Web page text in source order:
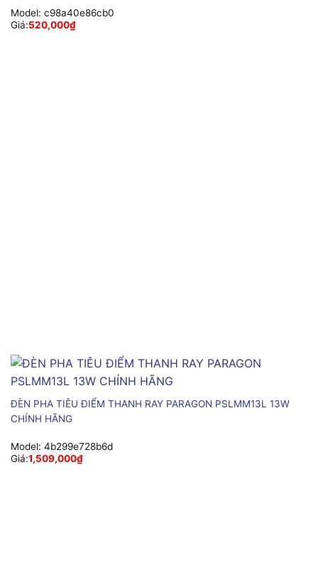
Model: c98a40e86cb0
Giá:520,000₫
ĐÈN PHA TIÊU ĐIỂM THANH RAY PARAGON PSLMM13L 13W
CHÍNH HÃNG
Model: 4b299e728b6d
Giá:1,509,000₫